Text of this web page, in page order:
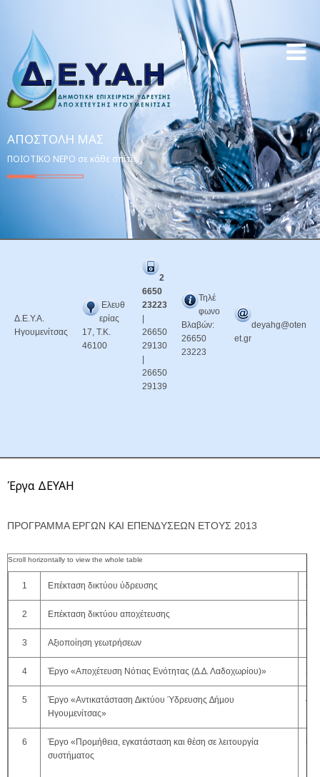
ΑΠΟΣΤΟΛΉ ΜΑΣ
ΠΟΙΟΤΙΚΟ ΝΕΡΟ σε κάθε σπίτι!
Δ.Ε.Υ.Α.
Ηγουμενίτσας
Ελευθ
ερίας
17, Τ.Κ.
46100
2
6650
23223
26650
29130
26650
29139
Τηλέ
φωνο
Βλαβών:
26650
23223
deyahg@oten
et.gr
Έργα ΔΕΥΑΗ
ΠΡΟΓΡΑΜΜΑ ΕΡΓΩΝ ΚΑΙ ΕΠΕΝ∆ΥΣΕΩΝ ΕΤΟΥΣ 2013
1 Επέκταση δικτύου ύδρευσης
2 Επέκταση δικτύου αποχέτευσης
3 Αξιοποίηση γεωτρήσεων
4 Έργο «Αποχέτευση Νότιας Ενότητας (∆.∆. Λαδοχωρίου)»
5
Έργο «Αντικατάσταση ∆ικτύου Ύδρευσης ∆ήµου
Ηγουµενίτσας»
6
Έργο «Προµήθεια, εγκατάσταση και θέση σε λειτουργία
συστήµατος